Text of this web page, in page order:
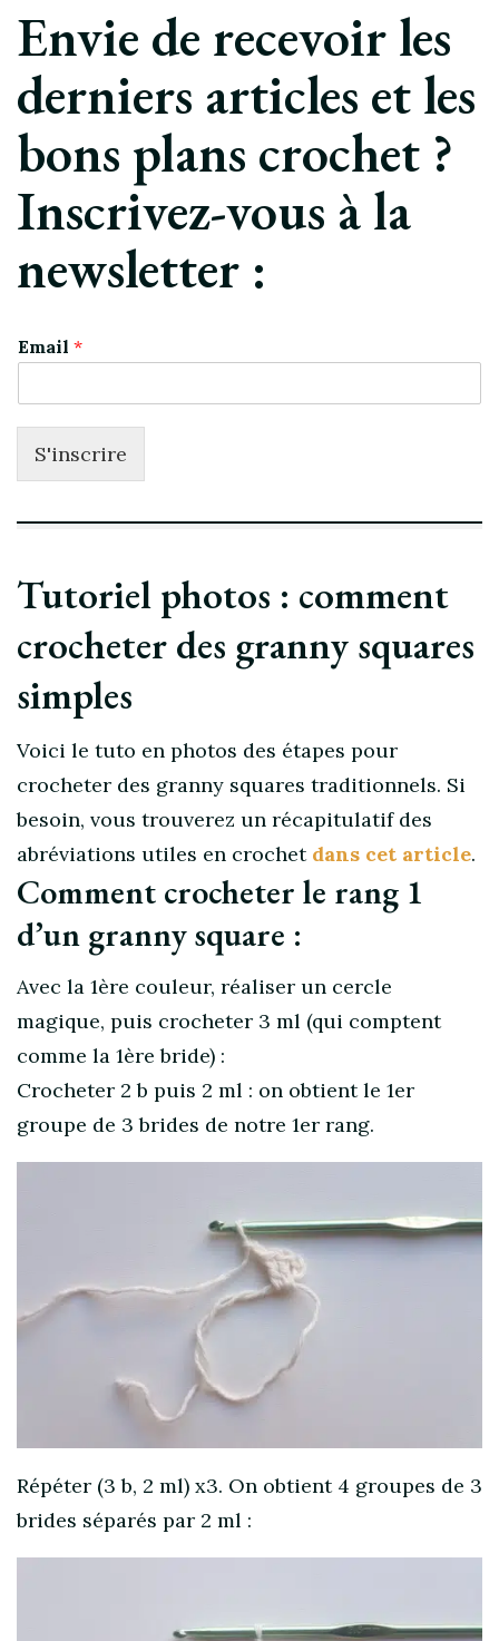
Envie de recevoir les
derniers articles et les
bons plans crochet ?
Inscrivez-vous à la
newsletter :
Email *
S'inscrire
Tutoriel photos : comment
crocheter des granny squares
simples
Voici le tuto en photos des étapes pour
crocheter des granny squares traditionnels. Si
besoin, vous trouverez un récapitulatif des
abréviations utiles en crochet dans cet article.
Comment crocheter le rang 1
d’un granny square :
Avec la 1ère couleur, réaliser un cercle
magique, puis crocheter 3 ml (qui comptent
comme la 1ère bride) :
Crocheter 2 b puis 2 ml : on obtient le 1er
groupe de 3 brides de notre 1er rang.
Répéter (3 b, 2 ml) x3. On obtient 4 groupes de 3
brides séparés par 2 ml :